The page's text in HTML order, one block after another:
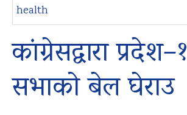
health
कांग्रेसद्वारा प्रदेश–१
सभाको बेल घेराउ